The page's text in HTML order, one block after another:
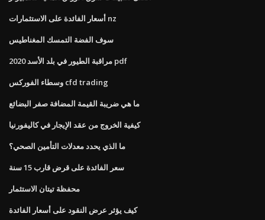
أسعار الفائدة على الاستثمارات nz
سوف الفضة التمسك المغناطيس
مراقبة الطيور في بلد الأسد 2020 pdf
وسطاء الفوركس cfd trading
ما هي ضريبة القيمة المضافة صفر البضائع
كيفية الخروج من عقد الإيجار في كاليفورنيا
ما الذي يحدد معدلات التأمين الصحي؟
سعر الفائدة على قرض قارب 15 سنة
محفظة تيتان الاستثمار
كيف يؤثر عرض النقود على أسعار الفائدة